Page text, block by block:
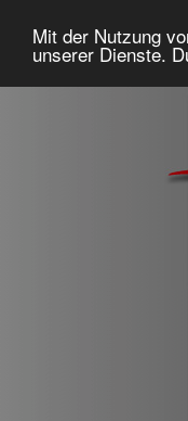
Mit der Nutzung
unserer Dienste.